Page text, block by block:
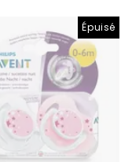
Épuisé